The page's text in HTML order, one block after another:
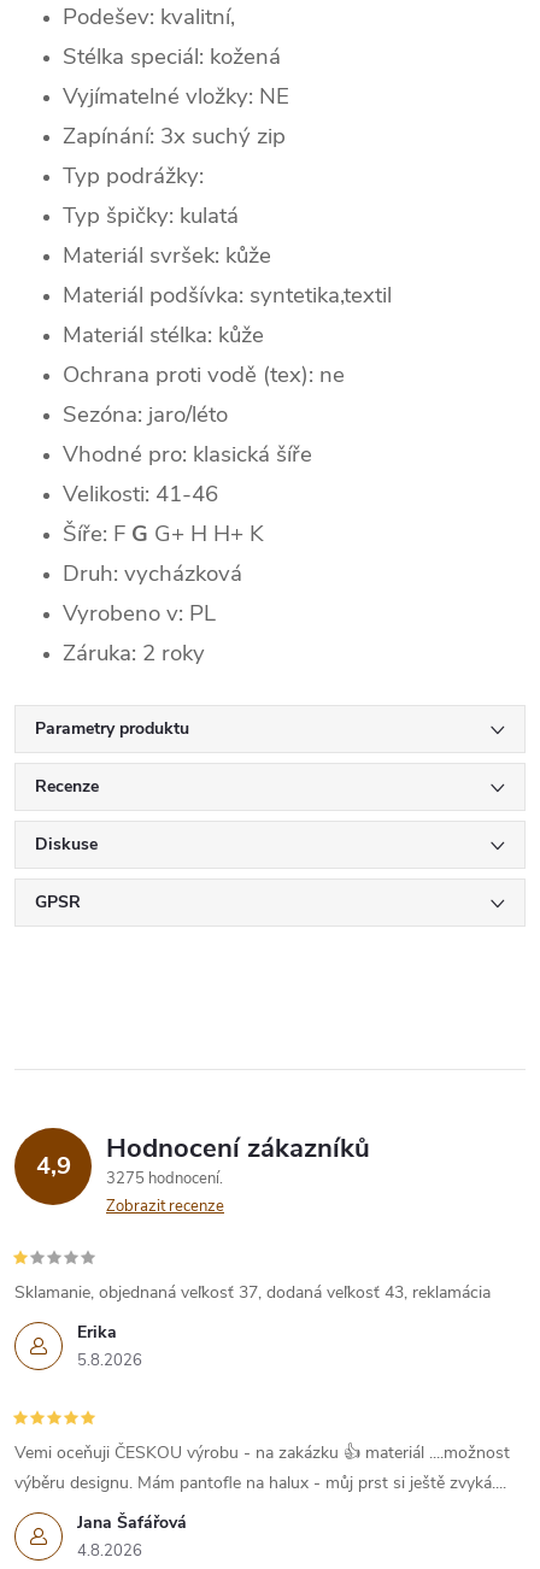
Podešev: kvalitní,
Stélka speciál: kožená
Vyjímatelné vložky: NE
Zapínání: 3x suchý zip
Typ podrážky:
Typ špičky: kulatá
Materiál svršek: kůže
Materiál podšívka: syntetika,textil
Materiál stélka: kůže
Ochrana proti vodě (tex): ne
Sezóna: jaro/léto
Vhodné pro: klasická šíře
Velikosti: 41-46
Šíře: F G G+ H H+ K
Druh: vycházková
Vyrobeno v: PL
Záruka: 2 roky
Parametry produktu
Recenze
Diskuse
GPSR
4,9 Hodnocení zákazníků
3275 hodnocení
Zobrazit recenze
Erika
5.8.2026
Sklamanie, objednaná veľkosť 37, dodaná veľkosť 43, reklamácia
Jana Šafářová
4.8.2026
Vemi oceňuji ČESKOU výrobu - na zakázku 👍 materiál ....možnost
výběru designu. Mám pantofle na halux - můj prst si ještě zvyká....